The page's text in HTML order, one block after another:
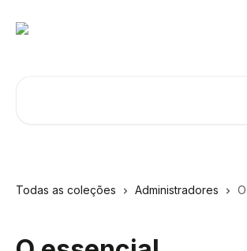
Todas as coleções Administradores